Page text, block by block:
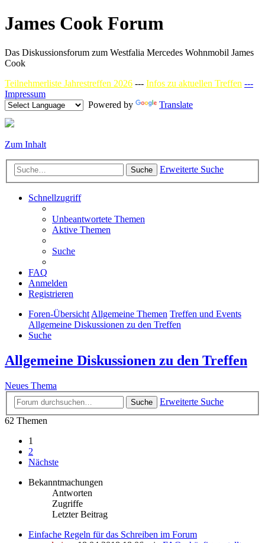
James Cook Forum
Das Diskussionsforum zum Westfalia Mercedes Wohnmobil James
Cook
Teilnehmerliste Jahrestreffen 2026 --- Infos zu aktuellen Treffen ---
Impressum
Powered by
Translate
Zum Inhalt
Suche Erweiterte Suche
Schnellzugriff
Unbeantwortete Themen
Aktive Themen
Suche
FAQ
Anmelden
Registrieren
Foren-ÜbersichtAllgemeine Themen Treffen und Events
Allgemeine Diskussionen zu den Treffen
Suche
Allgemeine Diskussionen zu den Treffen
Neues Thema
Suche
Erweiterte Suche
62 Themen
1
2
Nächste
Bekanntmachungen
Antworten
Zugriffe
Letzter Beitrag
Einfache Regeln für das Schreiben im Forum